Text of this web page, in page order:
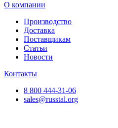
О компании
Производство
Доставка
Поставщикам
Статьи
Новости
Контакты
8 800 444-31-06
sales@russtal.org